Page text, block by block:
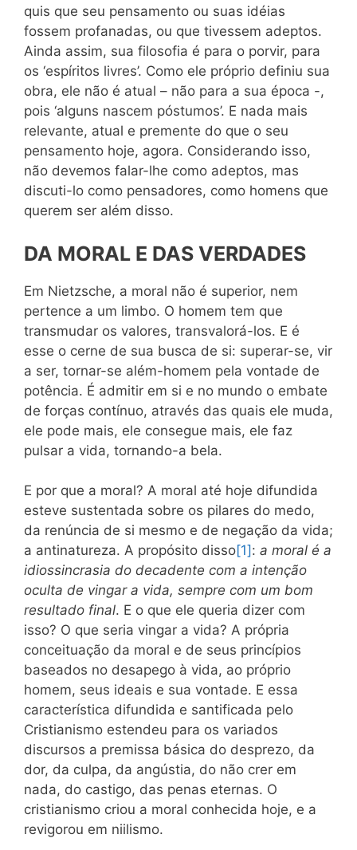
quis que seu pensamento ou suas idéias
fossem profanadas, ou que tivessem adeptos.
Ainda assim, sua filosofia é para o porvir, para
os ‘espíritos livres’. Como ele próprio definiu sua
obra, ele não é atual – não para a sua época -,
pois ‘alguns nascem póstumos’. E nada mais
relevante, atual e premente do que o seu
pensamento hoje, agora. Considerando isso,
não devemos falar-lhe como adeptos, mas
discuti-lo como pensadores, como homens que
querem ser além disso.
DA MORAL E DAS VERDADES
Em Nietzsche, a moral não é superior, nem
pertence a um limbo. O homem tem que
transmudar os valores, transvalorá-los. E é
esse o cerne de sua busca de si: superar-se, vir
a ser, tornar-se além-homem pela vontade de
potência. É admitir em si e no mundo o embate
de forças contínuo, através das quais ele muda,
ele pode mais, ele consegue mais, ele faz
pulsar a vida, tornando-a bela.
E por que a moral? A moral até hoje difundida
esteve sustentada sobre os pilares do medo,
da renúncia de si mesmo e de negação da vida;
a antinatureza. A propósito disso[1] : a moral é a
idiossincrasia do decadente com a intenção
oculta de vingar a vida, sempre com um bom
resultado final. E o que ele queria dizer com
isso? O que seria vingar a vida? A própria
conceituação da moral e de seus princípios
baseados no desapego à vida, ao próprio
homem, seus ideais e sua vontade. E essa
característica difundida e santificada pelo
Cristianismo estendeu para os variados
discursos a premissa básica do desprezo, da
dor, da culpa, da angústia, do não crer em
nada, do castigo, das penas eternas. O
cristianismo criou a moral conhecida hoje, e a
revigorou em niilismo.